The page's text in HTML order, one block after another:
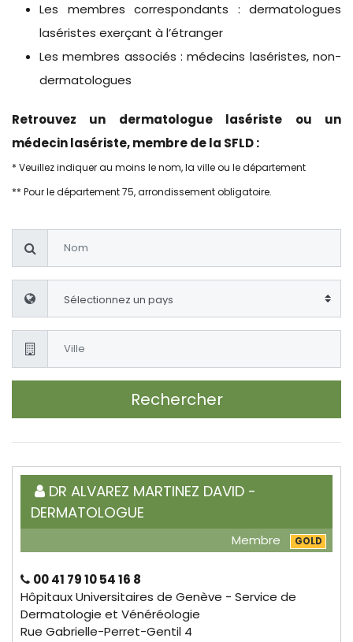
Les membres correspondants : dermatologues
laséristes exerçant à l’étranger
Les membres associés : médecins laséristes, non-
dermatologues
Retrouvez un dermatologue lasériste ou un
médecin lasériste, membre de la SFLD :
* Veuillez indiquer au moins le nom, la ville ou le département
** Pour le département 75, arrondissement obligatoire.
Rechercher
DR ALVAREZ MARTINEZ DAVID -
DERMATOLOGUE
Membre GOLD
00 41 79 10 54 16 8
Hôpitaux Universitaires de Genève - Service de
Dermatologie et Vénéréologie
Rue Gabrielle-Perret-Gentil 4